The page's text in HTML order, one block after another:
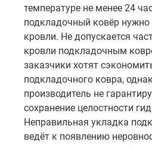
температуре не менее 24
подкладочный ковёр
кровли. Не допускается
кровли подкладочным
заказчики хотят
подкладочного ковра,
производитель не
сохранение целостности
Неправильная укладка
ведёт к появлению